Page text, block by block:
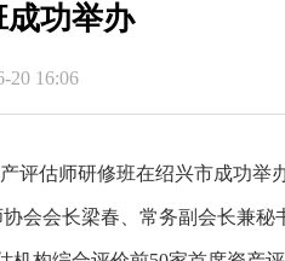
成功举办
20 16:06
评估师研修班在绍兴市成功举
会会长梁春、常务副会长兼